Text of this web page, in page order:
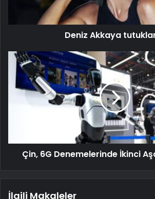
Deniz Akkaya
Çin, 6G Denemelerinde İkinci
İlgili Makaleler